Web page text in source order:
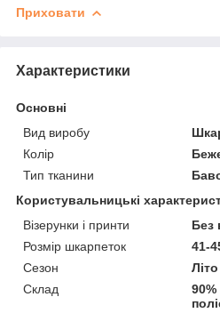
Приховати
Характеристики
Основні
Вид виробу
Колір
Тип тканини
Користувальницькі
Візерунки і принти
Без
Розмір шкарпеток
41-
Сезон
Літо
Склад